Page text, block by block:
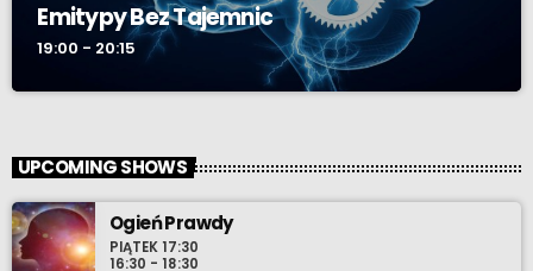
Emitypy Bez Tajemnic
19:00 - 20:15
UPCOMING SHOWS
Ogień Prawdy
PIĄTEK 17:30
16:30 - 18:30